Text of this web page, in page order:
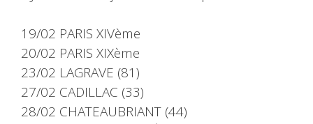
19/02 PARIS XIVème
20/02 PARIS XIXème
23/02 LAGRAVE (81)
27/02 CADILLAC (33)
28/02 CHATEAUBRIANT (44)